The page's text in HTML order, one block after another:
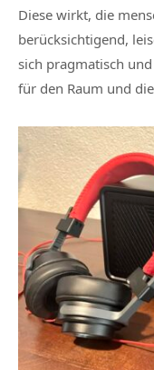
Diese wirkt, die
berücksichtigend,
sich pragmatisch
für den Raum und